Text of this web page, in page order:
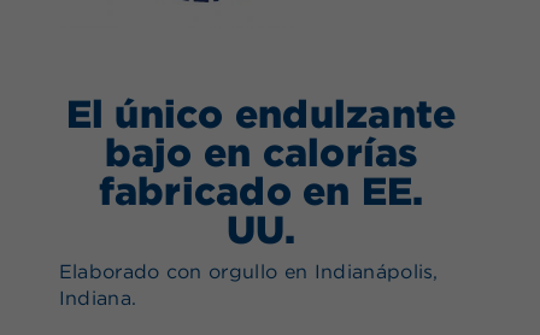
El único endulzante
bajo en calorías
fabricado en EE.
UU.
Elaborado con orgullo en Indianápolis,
Indiana.